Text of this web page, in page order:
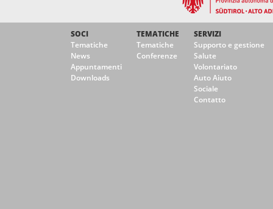
SOCI
Tematiche
News
Appuntamenti
Downloads
TEMATICHE
Tematiche
Conferenze
SERVIZI
Supporto e gestione
Salute
Volontariato
Auto Aiuto
Sociale
Contatto